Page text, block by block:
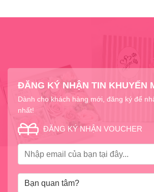
ĐĂNG KÝ NHẬN TIN KHUYẾN
Dành cho khách hàng mới, đăng ký để
nhất!
ĐĂNG KÝ NHẬN VOUCHER